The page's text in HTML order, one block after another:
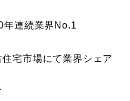
年連続業界No.1
宅市場にて業界シェア